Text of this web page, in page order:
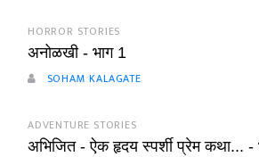
HORROR STORIES
अनोळखी - भाग 1
SOHAM KALAGATE
ADVENTURE STORIES
अभिजित - ऐक हृदय स्पर्शी प्रेम कथा... -